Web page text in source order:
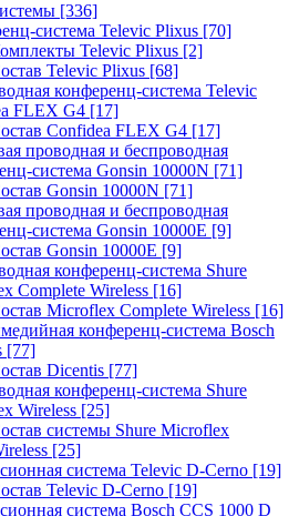
[336]
система Televic Plixus [70]
Televic Plixus [2]
Televic Plixus [68]
конференц-система Televic
FLEX G4 [17]
Confidea FLEX G4 [17]
проводная и беспроводная
система Gonsin 10000N [71]
Gonsin 10000N [71]
проводная и беспроводная
система Gonsin 10000E [9]
Gonsin 10000E [9]
конференц-система Shure
Complete Wireless [16]
Microflex Complete Wireless [16]
конференц-система Bosch
[77]
Dicentis [77]
конференц-система Shure
Wireless [25]
системы Shure Microflex
[25]
система Televic D-Cerno [19]
Televic D-Cerno [19]
система Bosch CCS 1000 D